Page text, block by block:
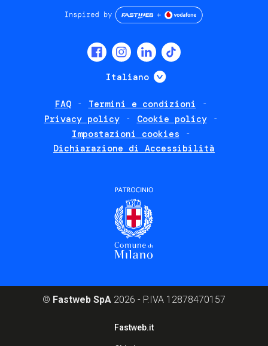
Italiano Mostra ulteriori
FAQ
Termini e condizioni
Privacy policy
Cookie policy
Impostazioni cookies
Dichiarazione di Accessibilità
© Fastweb SpA 2026 - P.IVA 12878470157
Fastweb.it